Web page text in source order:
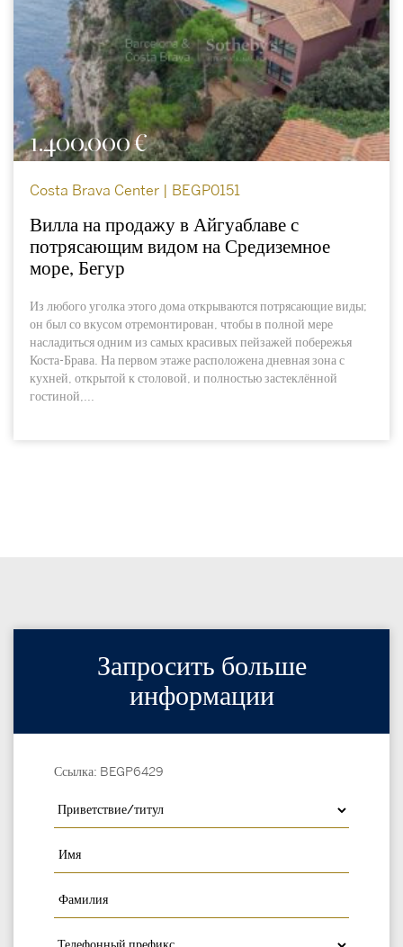
1.400.000 €
Costa Brava Center | BEGP0151
Вилла на продажу в Айгуаблаве с
потрясающим видом на Средиземное
море, Бегур
Из любого уголка этого дома открываются потрясающие виды;
он был со вкусом отремонтирован, чтобы в полной мере
насладиться одним из самых красивых пейзажей побережья
Коста-Брава. На первом этаже расположена дневная зона с
кухней, открытой к столовой, и полностью застеклённой
гостиной,...
Запросить больше
информации
Ссылка: BEGP6429